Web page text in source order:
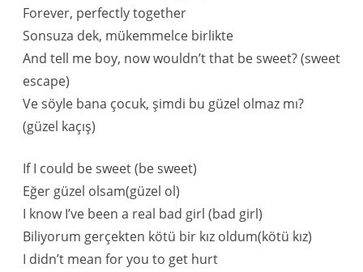
Forever, perfectly together
Sonsuza dek, mükemmelce birlikte
And tell me boy, now wouldn’t that be sweet? (sweet
escape)
Ve söyle bana çocuk, şimdi bu güzel olmaz mı?
(güzel kaçış)
If I could be sweet (be sweet)
Eğer güzel olsam(güzel ol)
I know I’ve been a real bad girl (bad girl)
Biliyorum gerçekten kötü bir kız oldum(kötü kız)
I didn’t mean for you to get hurt